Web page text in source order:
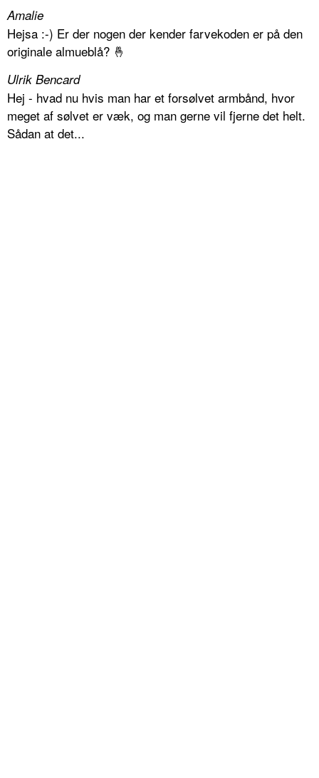
Amalie
Hejsa :-) Er der nogen der kender farvekoden er på den
originale almueblå? 🤞
Ulrik Bencard
Hej - hvad nu hvis man har et forsølvet armbånd, hvor
meget af sølvet er væk, og man gerne vil fjerne det helt.
Sådan at det...